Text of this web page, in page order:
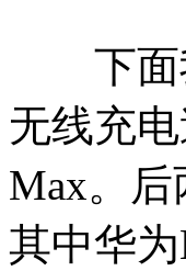
下面我
无线充电
Max。
其中华